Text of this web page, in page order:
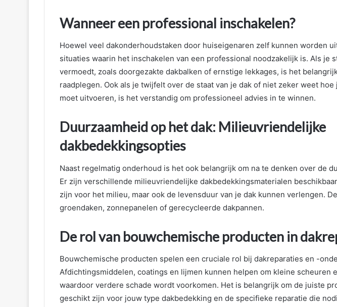
Wanneer een professional inschakelen?
Hoewel veel dakonderhoudstaken door huiseigenaren zelf kunnen worden
situaties waarin het inschakelen van een professional noodzakelijk is. Als je
vermoedt, zoals doorgezakte dakbalken of ernstige lekkages, is het
raadplegen. Ook als je twijfelt over de staat van je dak of niet zeker weet
moet uitvoeren, is het verstandig om professioneel advies in te winnen.
Duurzaamheid op het dak: Milieuvriendelijke
dakbedekkingsopties
Naast regelmatig onderhoud is het ook belangrijk om na te denken over de
Er zijn verschillende milieuvriendelijke dakbedekkingsmaterialen
zijn voor het milieu, maar ook de levensduur van je dak kunnen verlengen.
groendaken, zonnepanelen of gerecycleerde dakpannen.
De rol van bouwchemische producten in
Bouwchemische producten spelen een cruciale rol bij dakreparaties en -
Afdichtingsmiddelen, coatings en lijmen kunnen helpen om kleine scheuren
waardoor verdere schade wordt voorkomen. Het is belangrijk om de juiste
geschikt zijn voor jouw type dakbedekking en de specifieke reparatie die